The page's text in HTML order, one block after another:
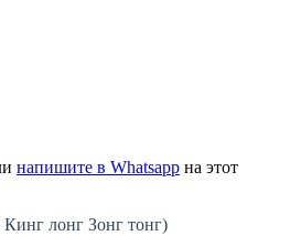
напишите в Whatsapp на этот
лонг Зонг тонг)